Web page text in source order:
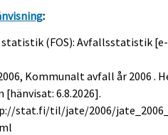
:
(FOS): Avfallsstatistik [e-
Kommunalt avfall år 2006 .
6.8.2026].
stat.fi/til/jate/2006/